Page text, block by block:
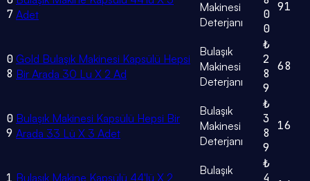
7 Adet
Makinesi
Deterjanı
0
0
91
0
8
Gold Bulaşık Makinesi Kapsülü Hepsi
Bir Arada 30 Lu X 2 Ad
Bulaşık
Makinesi
Deterjanı
₺
2
8
9
68
0
9
Bulaşık Makinesi Kapsülü Hepsi Bir
Arada 33 Lü X 3 Adet
Bulaşık
Makinesi
Deterjanı
₺
3
8
9
16
Bulaşık Makine Kapsülü 44'lü X 2
Bulaşık
₺